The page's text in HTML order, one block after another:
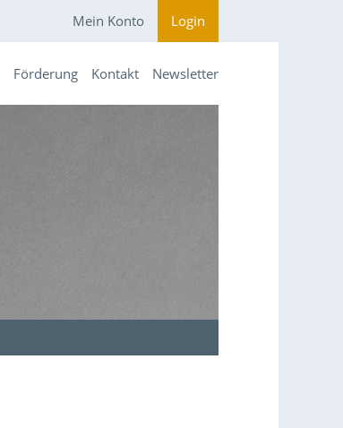
Mein Konto Login
Förderung Kontakt Newsletter